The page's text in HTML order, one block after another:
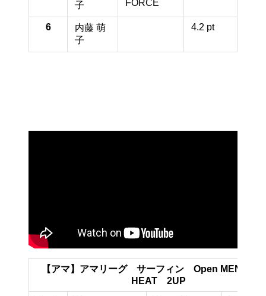
子 FORCE
6
内藤 萌
子
4.2 pt
【アマ】アマリーグ サーフィン Open MEN 予選
HEAT 2UP